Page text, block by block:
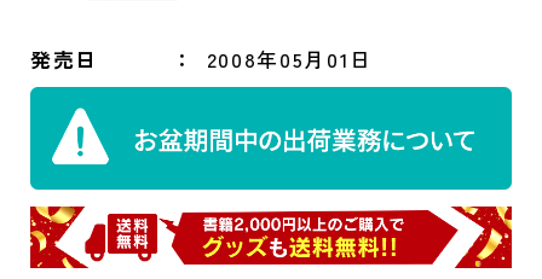
発売日 2008年05月01日